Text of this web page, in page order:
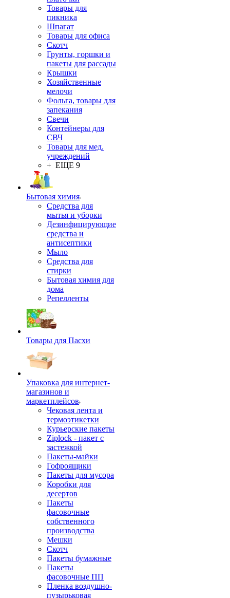
Товары для
пикника
Шпагат
Товары для офиса
Скотч
Грунты, горшки и
пакеты для рассады
Крышки
Хозяйственные
мелочи
Фольга, товары для
запекания
Свечи
Контейнеры для
СВЧ
Товары для мед.
учреждений
+ ЕЩЕ 9
Бытовая химия
Средства для
мытья и уборки
Дезинфицирующие
средства и
антисептики
Мыло
Средства для
стирки
Бытовая химия для
дома
Репелленты
Товары для Пасхи
Упаковка для интернет-
магазинов и
маркетплейсов
Чековая лента и
термоэтикетки
Курьерские пакеты
Ziplock - пакет с
застежкой
Пакеты-майки
Гофроящики
Пакеты для мусора
Коробки для
десертов
Пакеты
фасовочные
собственного
производства
Мешки
Скотч
Пакеты бумажные
Пакеты
фасовочные ПП
Пленка воздушно-
пузырьковая